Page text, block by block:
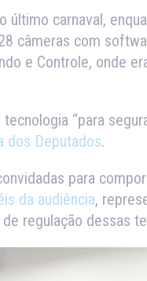
carnaval,
câmeras com
e Controle, onde
“para
dos Deputados.
para
da audiência,
regulação dessas